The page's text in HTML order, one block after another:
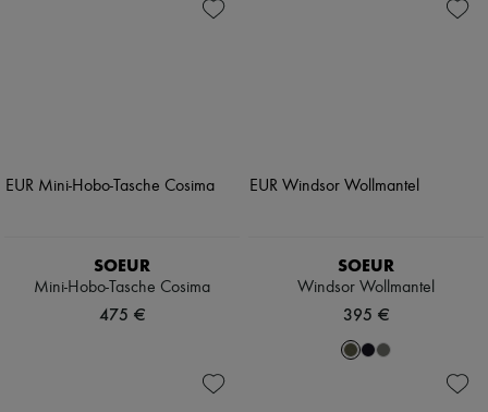
SOEUR
Mini-Hobo-Tasche Cosima
475 €
SOEUR
Windsor Wollmantel
395 €